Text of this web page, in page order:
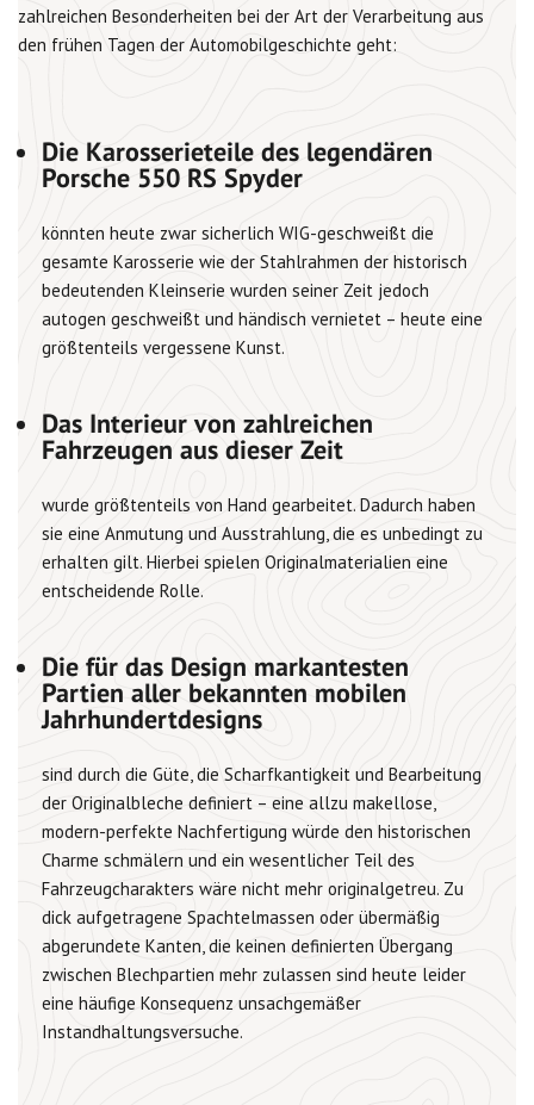
zahlreichen Besonderheiten bei der Art der Verarbeitung aus
den frühen Tagen der Automobilgeschichte geht:
Die Karosserieteile des legendären
Porsche 550 RS Spyder
könnten heute zwar sicherlich WIG-geschweißt die
gesamte Karosserie wie der Stahlrahmen der historisch
bedeutenden Kleinserie wurden seiner Zeit jedoch
autogen geschweißt und händisch vernietet – heute eine
größtenteils vergessene Kunst.
Das Interieur von zahlreichen
Fahrzeugen aus dieser Zeit
wurde größtenteils von Hand gearbeitet. Dadurch haben
sie eine Anmutung und Ausstrahlung, die es unbedingt zu
erhalten gilt. Hierbei spielen Originalmaterialien eine
entscheidende Rolle.
Die für das Design markantesten
Partien aller bekannten mobilen
Jahrhundertdesigns
sind durch die Güte, die Scharfkantigkeit und Bearbeitung
der Originalbleche definiert – eine allzu makellose,
modern-perfekte Nachfertigung würde den historischen
Charme schmälern und ein wesentlicher Teil des
Fahrzeugcharakters wäre nicht mehr originalgetreu. Zu
dick aufgetragene Spachtelmassen oder übermäßig
abgerundete Kanten, die keinen definierten Übergang
zwischen Blechpartien mehr zulassen sind heute leider
eine häufige Konsequenz unsachgemäßer
Instandhaltungsversuche.